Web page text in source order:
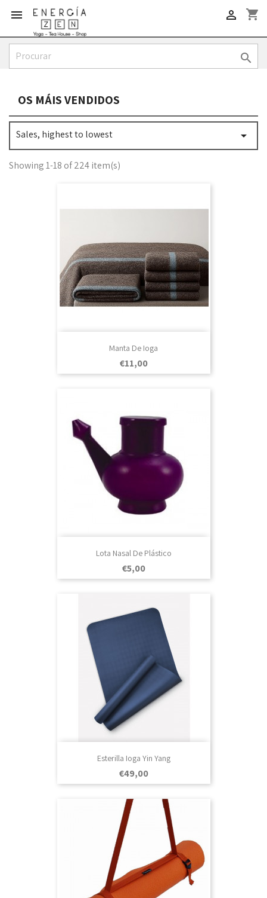
 shopping_cart


OS MÁIS VENDIDOS
Sales, highest to lowest 
Showing 1-18 of 224 item(s)
Manta De Ioga
Prezo
€11,00
Lota Nasal De Plástico
Prezo
€5,00
Esterilla Ioga Yin Yang
Prezo
€49,00